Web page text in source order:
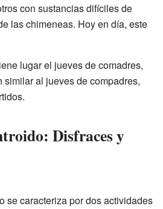
con sustancias difíciles de
las chimeneas. Hoy en día, este
lugar el jueves de comadres,
al jueves de compadres,
Disfraces y
se caracteriza por dos actividades